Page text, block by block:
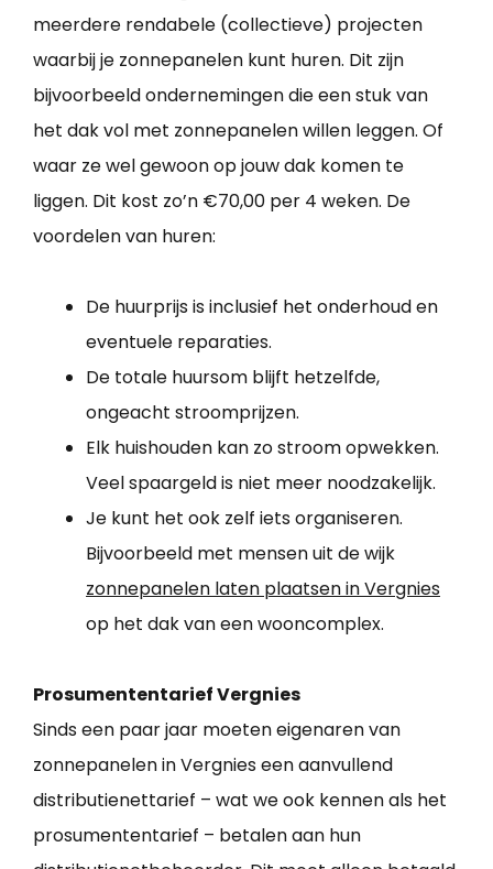
meerdere rendabele (collectieve) projecten
waarbij je zonnepanelen kunt huren. Dit zijn
bijvoorbeeld ondernemingen die een stuk van
het dak vol met zonnepanelen willen leggen. Of
waar ze wel gewoon op jouw dak komen te
liggen. Dit kost zo’n €70,00 per 4 weken. De
voordelen van huren:
De huurprijs is inclusief het onderhoud en
eventuele reparaties.
De totale huursom blijft hetzelfde,
ongeacht stroomprijzen.
Elk huishouden kan zo stroom opwekken.
Veel spaargeld is niet meer noodzakelijk.
Je kunt het ook zelf iets organiseren.
Bijvoorbeeld met mensen uit de wijk
zonnepanelen laten plaatsen in Vergnies
op het dak van een wooncomplex.
Prosumententarief Vergnies
Sinds een paar jaar moeten eigenaren van
zonnepanelen in Vergnies een aanvullend
distributienettarief – wat we ook kennen als het
prosumententarief – betalen aan hun